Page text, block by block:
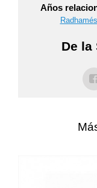
Años
De la